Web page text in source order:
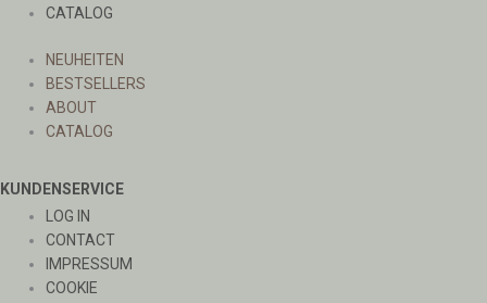
CATALOG
NEUHEITEN
BESTSELLERS
ABOUT
CATALOG
KUNDENSERVICE
LOG IN
CONTACT
IMPRESSUM
COOKIE